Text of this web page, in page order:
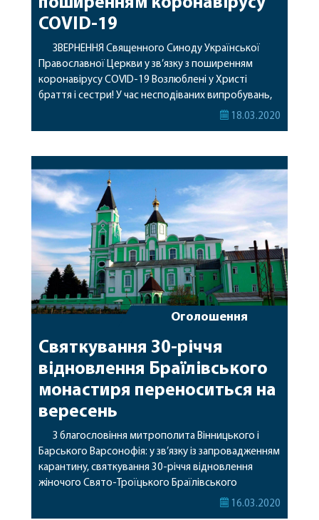
COVID-19
ЗВЕРНЕННЯ Священного Синоду Української
Православної Церкви у зв’язку з поширенням
коронавірусу COVID-19 Возлюблені у Христі
браття і сестри! У час несподіваних випробувань,
що пов’язані з загрозою епідемії нового
нашого Іісуса Христа: «Не бійся, тільки віруй!» (Мк.
5:36). Віра в Бога відрізняє християнина з-поміж
інших членів суспільства. […]
18.03.2020
Оголошення
Святкування 30-річчя
відновлення Браїлівського
монастиря переноситься на
вересень
З благословіння митрополита Вінницького і
Барського Варсонофія: у зв’язку із запровадженням
карантину, святкування 30-річчя відновлення
жіночого Свято-Троїцького Браїлівського
монастиря переноситься на 15 вересня. 16.03.2020